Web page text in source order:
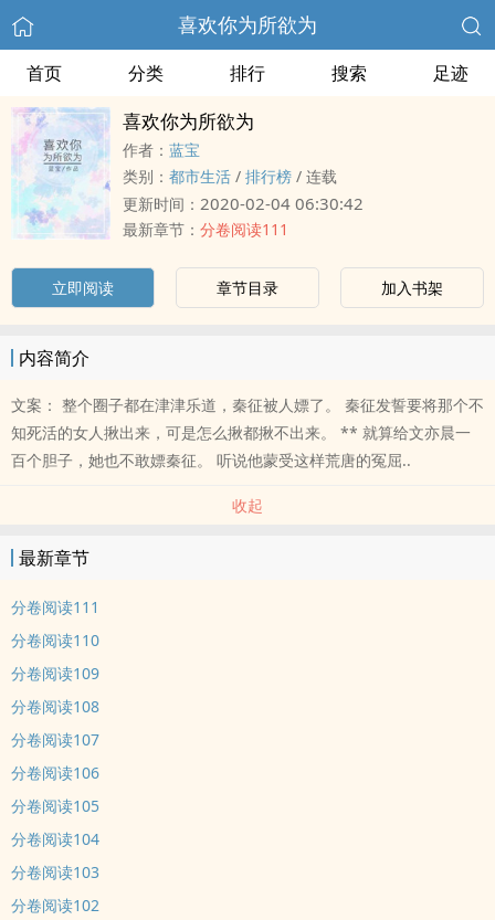
喜欢你为所欲为
首页 分类 排行 搜索 足迹
喜欢你为所欲为
作者： 蓝宝
类别： 都市生活 / 排行榜 / 连载
更新时间： 2020-02-04 06:30:42
最新章节： 分卷阅读111
立即阅读 章节目录 加入书架
内容简介
文案： 整个圈子都在津津乐道，秦征被人嫖了。 秦征发誓要将那个不
知死活的女人揪出来，可是怎么揪都揪不出来。 ** 就算给文亦晨一
百个胆子，她也不敢嫖秦征。 听说他蒙受这样荒唐的冤屈..
收起
最新章节
分卷阅读111
分卷阅读110
分卷阅读109
分卷阅读108
分卷阅读107
分卷阅读106
分卷阅读105
分卷阅读104
分卷阅读103
分卷阅读102